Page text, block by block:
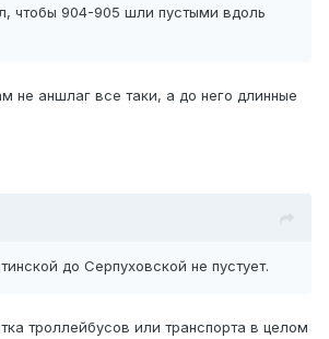
чтобы 904-905 шли пустыми вдоль
не аншлаг все таки, а до него длинные
до Серпуховской не пустует.
троллейбусов или транспорта в целом